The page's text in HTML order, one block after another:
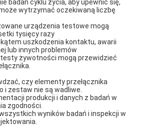
badań cyklu życia, aby upewnić się,
wytrzymać oczekiwaną liczbę
urządzenia testowe mogą
tysięcy razy
uszkodzenia kontaktu, awarii
lub innych problemów
żywotności mogą przewidzieć
czy elementy przełącznika
i zestaw nie są wadliwe.
produkcji i danych z badań w
zgodności.
wyników badań i inspekcji w